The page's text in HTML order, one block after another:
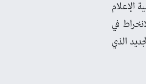
الإعلام
في
الذي